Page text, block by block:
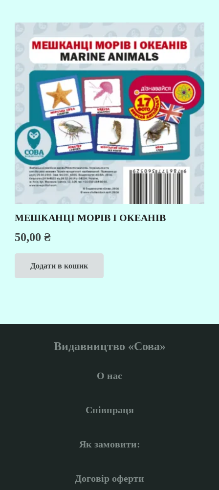
МЕШКАНЦІ МОРІВ І ОКЕАНІВ
50,00 ₴
Додати в кошик
Видавництво «Сова»
О нас
Співпраця
Як замовити:
Договір оферти